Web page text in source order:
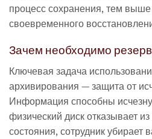
процесс сохранения, тем выше
своевременного
Зачем необходимо
Ключевая задача
архивирования — защита от
Информация способны
физический диск отказывает
состояния, сотрудник убирает